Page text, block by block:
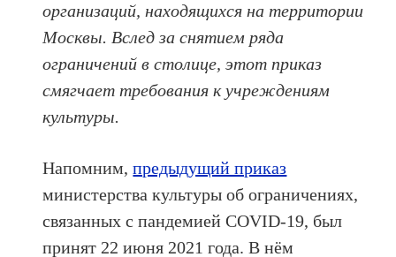
организаций, находящихся на территории
Москвы. Вслед за снятием ряда
ограничений в столице, этот приказ
смягчает требования к учреждениям
культуры.
Напомним,предыдущий приказ
министерства культуры об ограничениях,
связанных с пандемией COVID-19, был
принят 22 июня 2021 года. В нём